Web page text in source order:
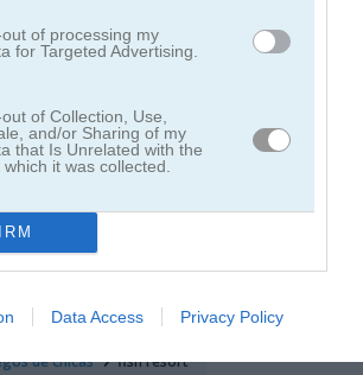
of processing my
for Targeted Advertising.
of Collection, Use,
and/or Sharing of my
that Is Unrelated with the
it was collected.
Data Access Privacy Policy
amor
de chicas fish resort